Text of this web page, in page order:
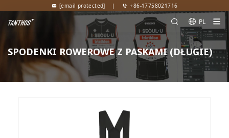
[email protected] | +86-17758021716
PL
SPODENKI ROWEROWE Z PASKAMI (DŁUGIE)